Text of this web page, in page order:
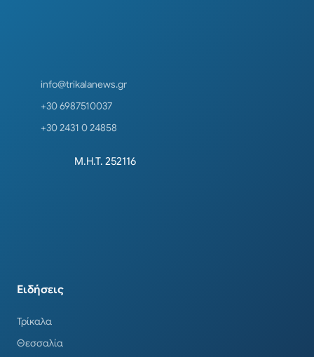
info@trikalanews.gr
+30 6987510037
+30 2431 0 24858
Μ.Η.Τ. 252116
Ειδήσεις
Τρίκαλα
Θεσσαλία